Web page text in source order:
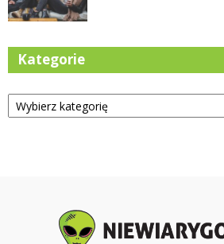
Kategorie
Kategorie